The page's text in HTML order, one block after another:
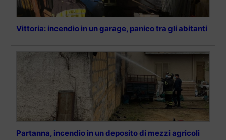
Vittoria: incendio in un garage, panico tra gli abitanti
Partanna, incendio in un deposito di mezzi agricoli